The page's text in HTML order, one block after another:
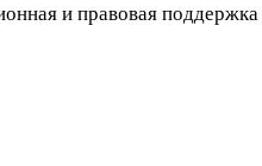
и правовая поддержка